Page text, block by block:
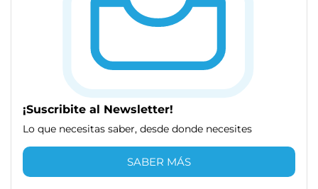
¡Suscribite al Newsletter!
Lo que necesitas saber, desde donde necesites
SABER MÁS